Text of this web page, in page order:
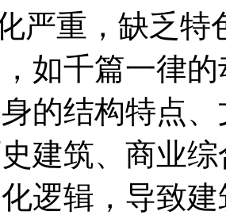
严重，缺乏
如千篇一律
的结构特点
建筑、商业
逻辑，导致